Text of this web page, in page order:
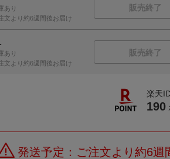
あり
文より約6週間後お届け
販売終了
あり
文より約6週間後お届け
販売終了
楽天
190
発送予定：ご注文より約6週